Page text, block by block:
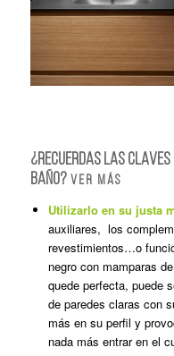
¿Recuerdas las
baño?Ver más
Utilizarlo en su justa
auxiliares, los
revestimientos…o
negro con mamparas
quede perfecta, puede
de paredes claras con
más en su perfil y
nada más entrar en el